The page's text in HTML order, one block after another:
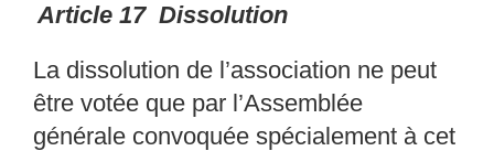
Article 17 Dissolution
La dissolution de l’association ne peut
être votée que par l’Assemblée
générale convoquée spécialement à cet